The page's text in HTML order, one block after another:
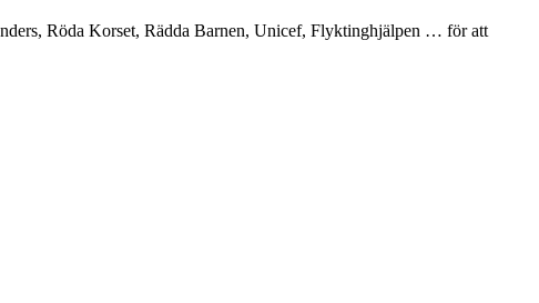
Röda Korset, Rädda Barnen, Unicef, Flyktinghjälpen … för att